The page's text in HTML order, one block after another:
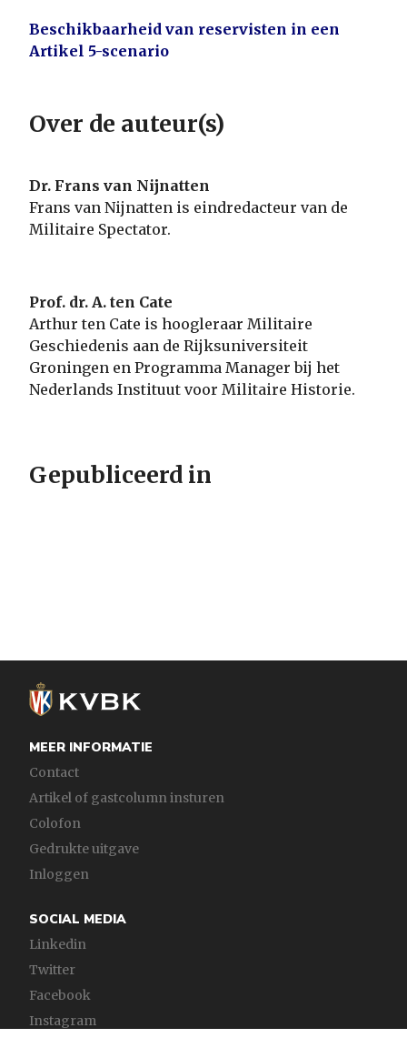
Beschikbaarheid van reservisten in een
Artikel 5-scenario
Over de auteur(s)
Dr. Frans van Nijnatten
Frans van Nijnatten is eindredacteur van de
Militaire Spectator.
Prof. dr. A. ten Cate
Arthur ten Cate is hoogleraar Militaire
Geschiedenis aan de Rijksuniversiteit
Groningen en Programma Manager bij het
Nederlands Instituut voor Militaire Historie.
Gepubliceerd in
MEER INFORMATIE
Contact
Artikel of gastcolumn insturen
Colofon
Gedrukte uitgave
Inloggen
SOCIAL MEDIA
Linkedin
Twitter
Facebook
Instagram